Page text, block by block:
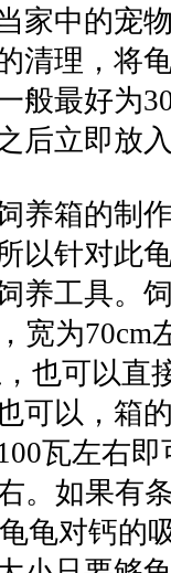
家中的宠
清理，将
般最好为
后立即放
箱的制作
以针对此
养工具。
宽为
也可以直
可以，箱
瓦左右
。如果有
龟对钙的